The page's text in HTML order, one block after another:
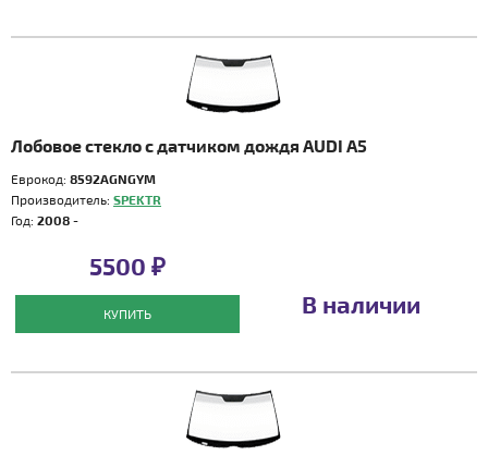
Лобовое стекло с датчиком дождя AUDI A5
Еврокод: 8592AGNGYM
Производитель: SPEKTR
Год: 2008 -
5500 ₽
КУПИТЬ В наличии